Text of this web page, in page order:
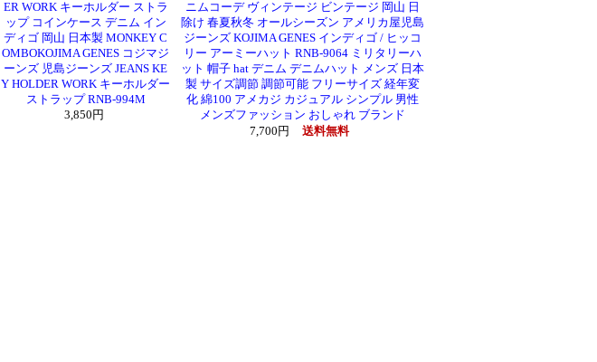
ER WORK キーホルダー ストラ
ップ コインケース デニム イン
ディゴ 岡山 日本製 MONKEY C
OMBOKOJIMA GENES コジマジ
ーンズ 児島ジーンズ JEANS KE
Y HOLDER WORK キーホルダー
ストラップ RNB-994M
3,850円
ニムコーデ ヴィンテージ ビンテージ 岡山 日
除け 春夏秋冬 オールシーズン アメリカ屋児島
ジーンズ KOJIMA GENES インディゴ / ヒッコ
リー アーミーハット RNB-9064 ミリタリーハ
ット 帽子 hat デニム デニムハット メンズ 日本
製 サイズ調節 調節可能 フリーサイズ 経年変
化 綿100 アメカジ カジュアル シンプル 男性
メンズファッション おしゃれ ブランド
7,700円
送料無料